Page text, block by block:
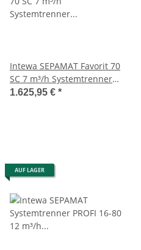
Intewa SEPAMAT Favorit 70
SC 7 m³/h Systemtrenner
Kategorie 5 EN1717
1.625,95 € *
AUF LAGER